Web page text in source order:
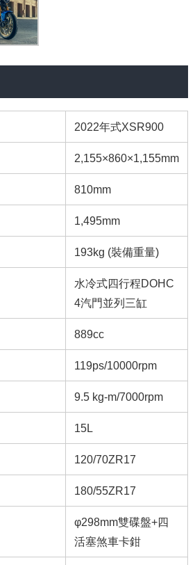
2022年式XSR900
2,155×860×1,155mm
810mm
1,495mm
193kg (裝備重量)
水冷式四行程DOHC
4汽門並列三缸
889cc
119ps/10000rpm
9.5 kg-m/7000rpm
15L
120/70ZR17
180/55ZR17
φ298mm雙碟盤+四
活塞煞車卡鉗